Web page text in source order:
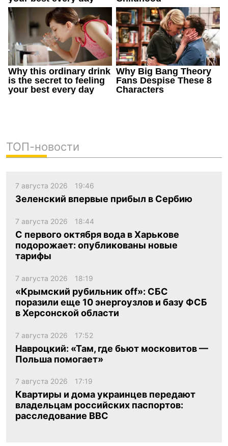
ТОП-новости
7 августа 2026 19:46
Зеленский впервые прибыл в Сербию
7 августа 2026 18:44
С первого октября вода в Харькове
подорожает: опубликованы новые
тарифы
7 августа 2026 18:19
«Крымский рубильник off»: СБС
поразили еще 10 энергоузлов и базу ФСБ
в Херсонской области
7 августа 2026 17:52
Навроцкий: «Там, где бьют московитов —
Польша помогает»
7 августа 2026 17:19
Квартиры и дома украинцев передают
владельцам российских паспортов:
расследование BBC